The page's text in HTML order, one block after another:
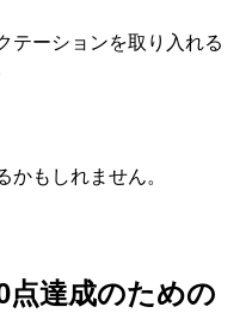
テーションを取り入れる
かもしれません。
点達成のための